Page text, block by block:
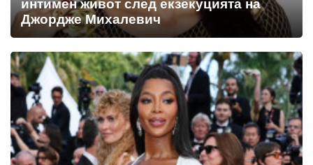
интимен живот след екзекуцията на
Джордже Михалевич